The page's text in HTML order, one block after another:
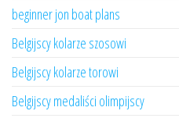
beginner jon boat plans
Belgijscy kolarze szosowi
Belgijscy kolarze torowi
Belgijscy medaliści olimpijscy